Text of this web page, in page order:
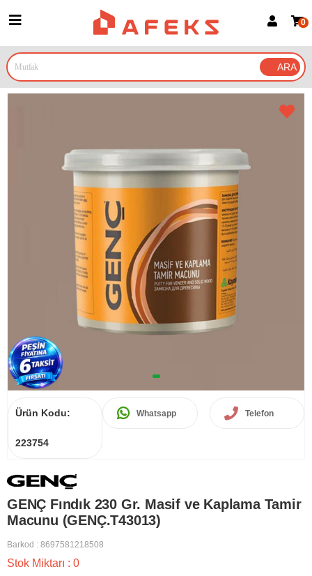
Google İle Bağlan
0
Ürün Kodu:
223754
Whatsapp Telefon
GENÇ Fındık 230 Gr. Masif ve Kaplama Tamir
Macunu (GENÇ.T43013)
Barkod : 8697581218508
Stok Miktarı : 0